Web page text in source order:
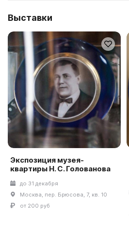
Выставки
Экспозиция музея-
квартиры Н. С. Голованова
до 31 декабря
Москва, пер. Брюсова, 7, кв. 10
от 200 руб